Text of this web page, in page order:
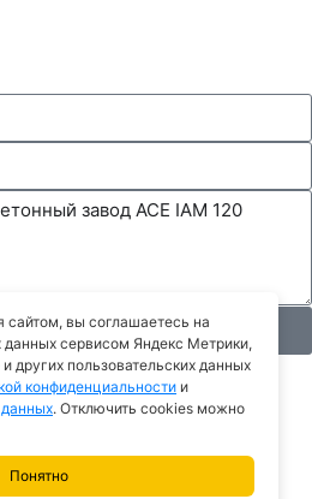
сайтом, вы соглашаетесь на
данных сервисом Яндекс Метрики,
других пользовательских данных
конфиденциальности и
. Отключить cookies можно
Понятно
я даю своеCогласие на
данных, в соответствии с
года №152-ФЗ «О
и для целей,